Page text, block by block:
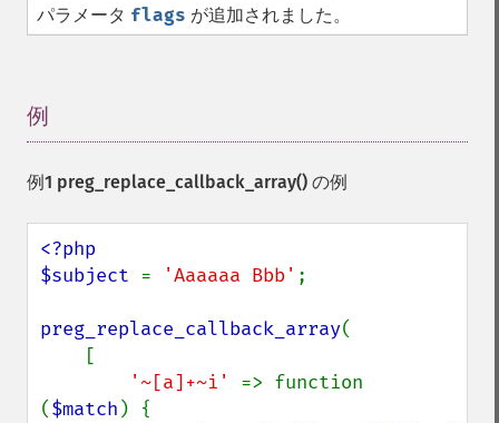
パラメータ flags が追加されました。
例
例1 preg_replace_callback_array() の例
<?php
$subject = 'Aaaaaa Bbb' ;
preg_replace_callback_array(
'~[a]+~i' => function
($match ) {